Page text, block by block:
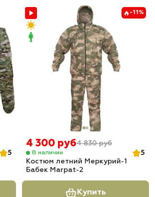
5
-11%
4 300 руб4 830 руб
В наличии
5
Костюм летний Меркурий-1
Бабек Marpat-2
Купить